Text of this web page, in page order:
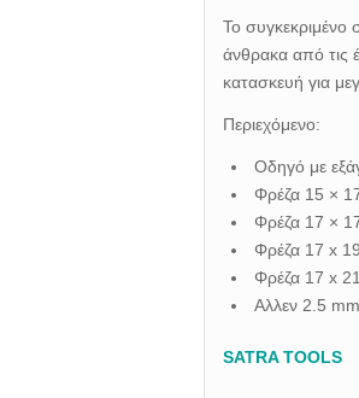
Το συγκεκριμένο
άνθρακα από τις
κατασκευή για
Περιεχόμενο:
Οδηγό με
Φρέζα 15 ×
Φρέζα 17 ×
Φρέζα 17 x
Φρέζα 17 x
Αλλεν 2.5 mm.
SATRA TOOLS